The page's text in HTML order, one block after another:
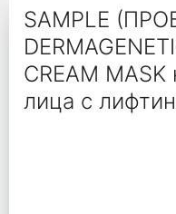
SAMPLE
CREAM
лица с